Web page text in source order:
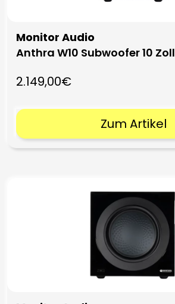
Monitor Audio
Anthra W10 Subwoofer 10 Zoll
2.149,00€
Zum Artikel